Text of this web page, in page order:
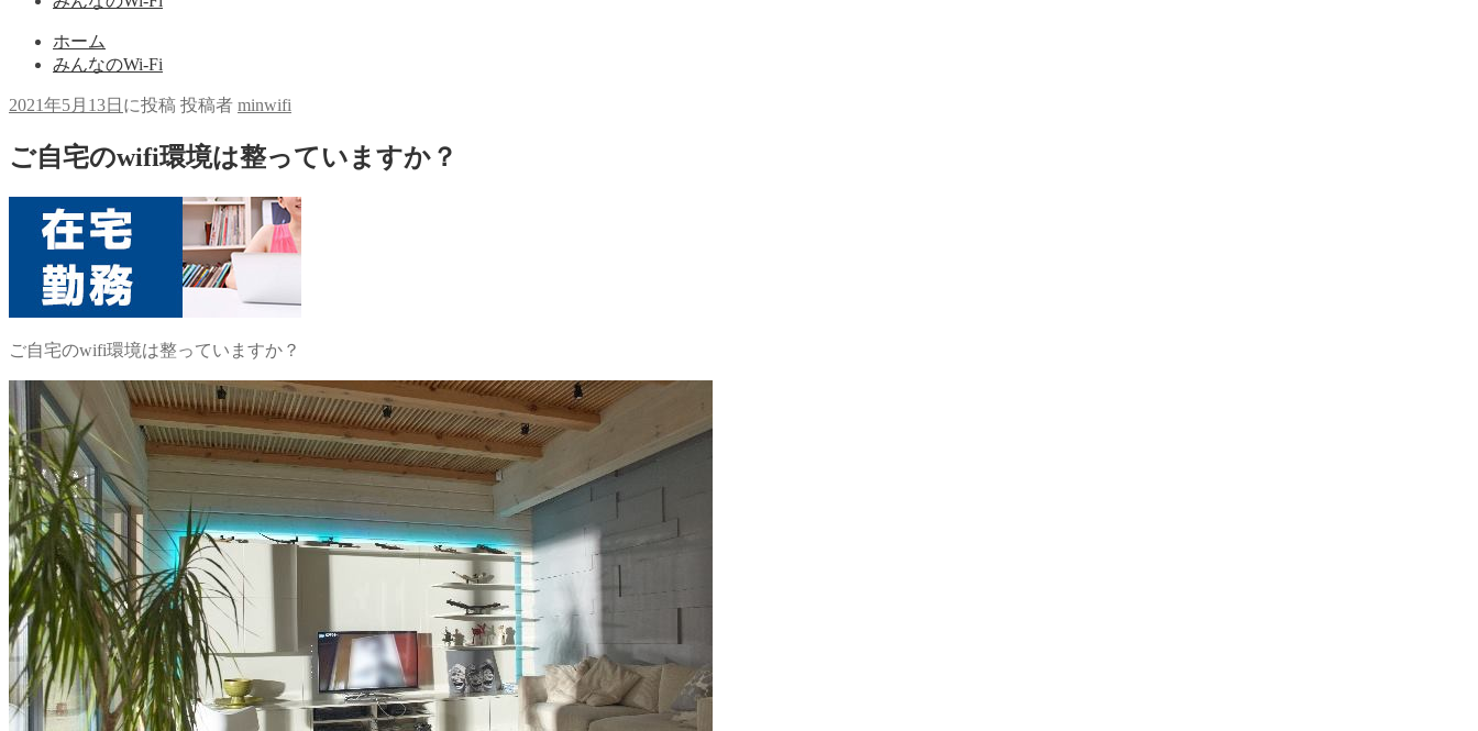
ホーム
みんなのWi-Fi
2021年5月13日 に投稿 投稿者 minwifi
ご自宅のwifi環境は整っていますか？
ご自宅のwifi環境は整っていますか？